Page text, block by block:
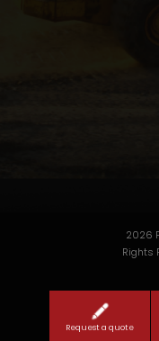
Request a quote
2026
Rights